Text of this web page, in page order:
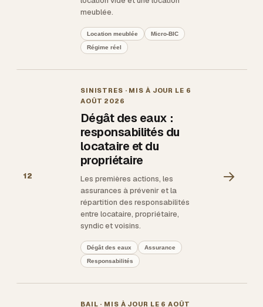
meublée.
Location meublée Micro-BIC
Régime réel
12
SINISTRES · MIS À JOUR LE 6
AOÛT 2026
Dégât des eaux :
responsabilités du
locataire et du
propriétaire
Les premières actions, les
assurances à prévenir et la
répartition des responsabilités
entre locataire, propriétaire,
syndic et voisins.
Dégât des eaux Assurance
Responsabilités
→
BAIL · MIS À JOUR LE 6 AOÛT